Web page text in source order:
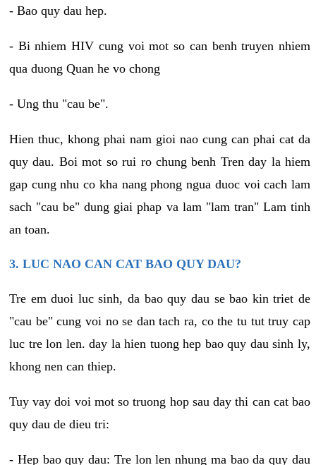
- Bao quy dau hep.
- Bi nhiem HIV cung voi mot so can benh truyen nhiem
qua duong Quan he vo chong
- Ung thu "cau be".
Hien thuc, khong phai nam gioi nao cung can phai cat da
quy dau. Boi mot so rui ro chung benh Tren day la hiem
gap cung nhu co kha nang phong ngua duoc voi cach lam
sach "cau be" dung giai phap va lam "lam tran" Lam tinh
an toan.
3. LUC NAO CAN CAT BAO QUY DAU?
Tre em duoi luc sinh, da bao quy dau se bao kin triet de
"cau be" cung voi no se dan tach ra, co the tu tut truy cap
luc tre lon len. day la hien tuong hep bao quy dau sinh ly,
khong nen can thiep.
Tuy vay doi voi mot so truong hop sau day thi can cat bao
quy dau de dieu tri:
- Hep bao quy dau: Tre lon len nhung ma bao da quy dau